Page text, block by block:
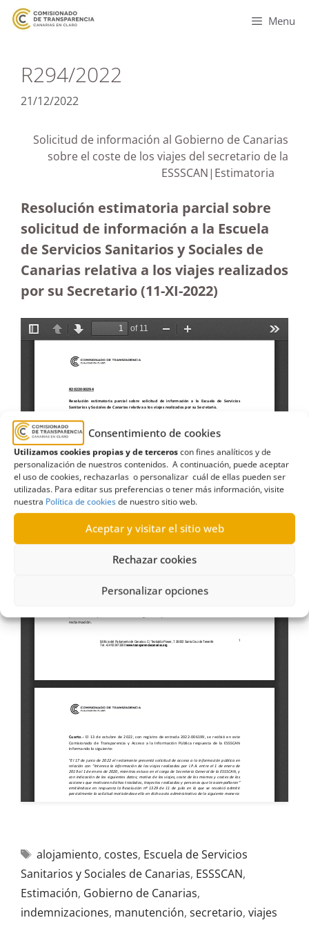
Consentimiento de cookies
Utilizamos cookies propias y de terceroscon fines analíticos y de
personalización de nuestros contenidos. A continuación, puede aceptar
el uso de cookies, rechazarlas o personalizar cuál de ellas pueden ser
utilizadas. Para editar sus preferencias o tener más información, visite
nuestra Política de cookiesde nuestro sitio web.
Aceptar y visitar el sitio web
Rechazar cookies
Personalizar opciones
Menu
R294/2022
21/12/2022
Solicitud de información al Gobierno de Canarias
sobre el coste de los viajes del secretario de la
ESSSCAN|Estimatoria
Resolución estimatoria parcial sobre
solicitud de información a la Escuela
de Servicios Sanitarios y Sociales de
Canarias relativa a los viajes realizados
por su Secretario (11-XI-2022)
alojamiento, costes, Escuela de Servicios
Sanitarios y Sociales de Canarias, ESSSCAN,
Estimación, Gobierno de Canarias,
indemnizaciones, manutención, secretario, viajes